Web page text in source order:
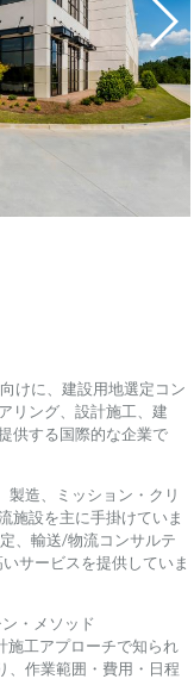
けに、建設用地選定コン
リング、設計施工、建
供する国際的な企業で
製造、ミッション・クリ
施設を主に手掛けていま
、輸送/物流コンサルテ
サービスを提供していま
・メソッド
施工アプローチで知られ
、作業範囲・費用・日程